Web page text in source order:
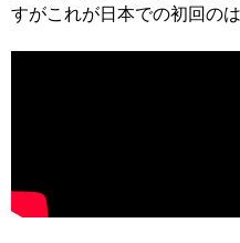
すがこれが日本での初回のは